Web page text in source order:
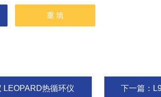
LEOPARD热循环仪 下一篇：